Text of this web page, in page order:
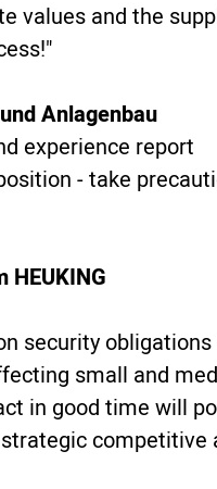
values and the
Anlagenbau
experience report
- take
HEUKING
security obligations
small and
in good time will
competitive